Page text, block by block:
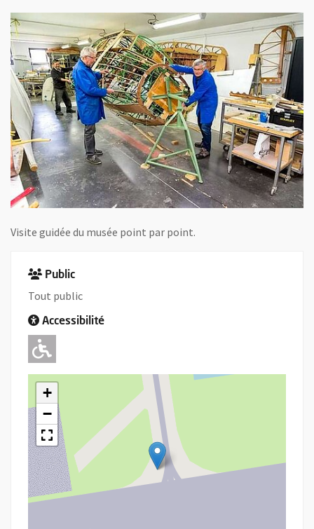
Visite guidée du musée point par point.
Public
Tout public
Accessibilité
Adapté pour l'handicap Moteur
+
−